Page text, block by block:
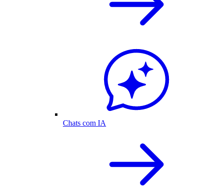
Chats com IA